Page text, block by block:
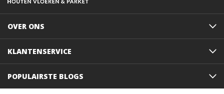
OVER ONS
KLANTENSERVICE
POPULAIRSTE BLOGS